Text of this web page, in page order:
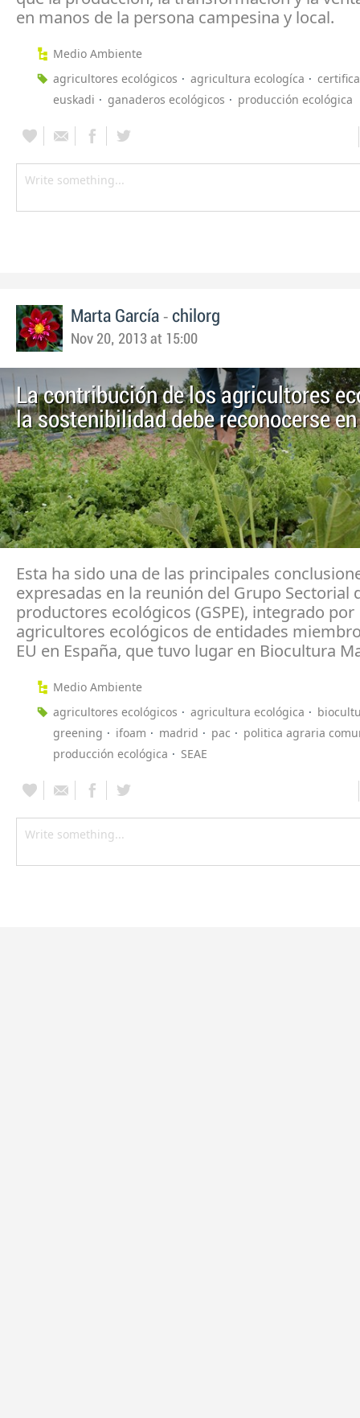
en manos de la persona campesina y local.
Medio Ambiente
agricultores ecológicos
agricultura ecologíca
euskadi
ganaderos ecológicos producción ecológica
Marta García - chilorg
Nov 20, 2013 at 15:00
La contribución de los agricultores
la sostenibilidad debe reconocerse en
Esta ha sido una de las principales
expresadas en la reunión del Grupo Sectorial
productores ecológicos (GSPE), integrado por
agricultores ecológicos de entidades
EU en España, que tuvo lugar en Biocultura
Medio Ambiente
agricultores ecológicos
agricultura ecológica
greening
ifoam madrid pac
politica agraria
producción ecológica
SEAE